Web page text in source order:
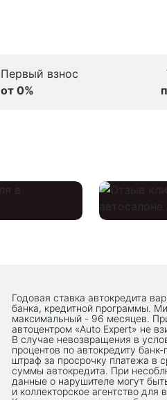
Первый взнос
от 0%
Годовая ставка автокредита
банка, кредитной программы.
максимальный - 96 месяцев.
автоцентром «Auto Expert» не
В случае невозвращения в
процентов по автокредиту
штраф за просрочку платежа в
суммы автокредита. При
данные о нарушителе могут
и коллекторское агентство для